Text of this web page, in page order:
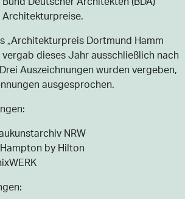
„Architekturpreis Dortmund Hamm
vergab dieses Jahr ausschließlich nach
Auszeichnungen wurden vergeben,
ausgesprochen.
NRW
by Hilton